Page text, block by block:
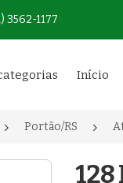
3562-1177
Início
Portão/RS
128